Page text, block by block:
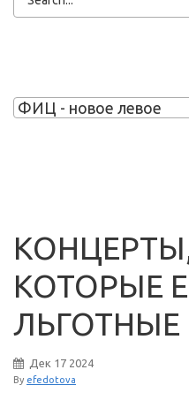
ФОРМА
КОТОРЫЕ
ЛЬГОТНЫЕ
Дек 17 2024
By efedotova